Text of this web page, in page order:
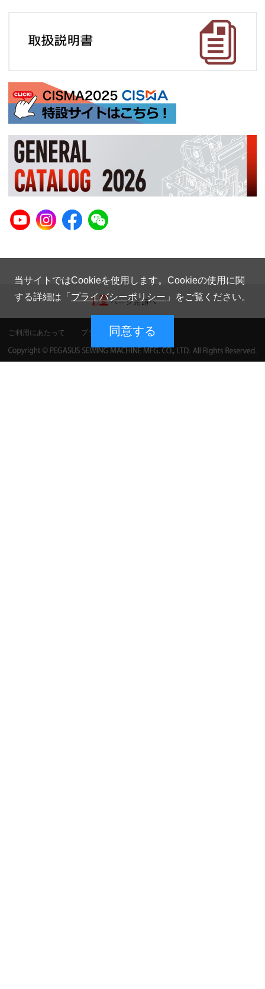
ご利用にあたって プライバシーポリシー
当サイトではCookieを使用します。Cookieの使用に関
する詳細は「 プライバシーポリシー 」をご覧ください。
同意する